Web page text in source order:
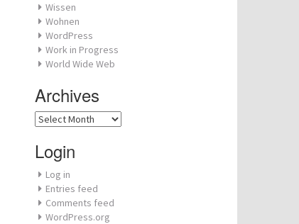
Wissen
Wohnen
WordPress
Work in Progress
World Wide Web
Archives
Archives
Login
Log in
Entries feed
Comments feed
WordPress.org